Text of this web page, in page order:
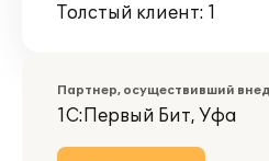
Толстый клиент: 1
Партнер, осуществивший
1С:Первый Бит, Уфа